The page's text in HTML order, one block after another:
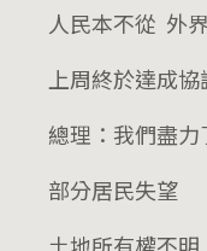
人民本不從 外
上周終於達成協
總理：我們盡力
部分居民失望